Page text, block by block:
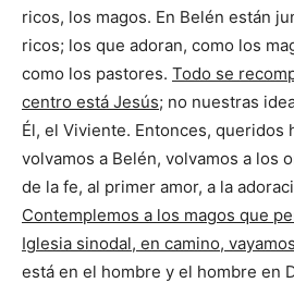
ricos, los magos. En Belén están
ricos; los que adoran, como los
como los pastores. Todo se
centro está Jesús; no nuestras
Él, el Viviente. Entonces, queridos
volvamos a Belén, volvamos a los
de la fe, al primer amor, a la
Contemplemos a los magos que
Iglesia sinodal, en camino,
está en el hombre y el hombre en